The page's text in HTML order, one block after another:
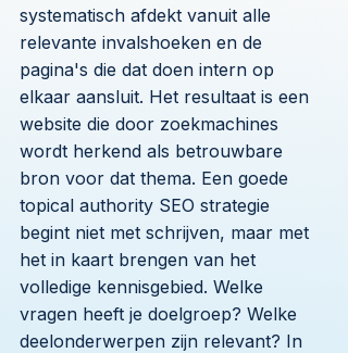
systematisch afdekt vanuit alle
relevante invalshoeken en de
pagina's die dat doen intern op
elkaar aansluit. Het resultaat is een
website die door zoekmachines
wordt herkend als betrouwbare
bron voor dat thema. Een goede
topical authority SEO strategie
begint niet met schrijven, maar met
het in kaart brengen van het
volledige kennisgebied. Welke
vragen heeft je doelgroep? Welke
deelonderwerpen zijn relevant? In